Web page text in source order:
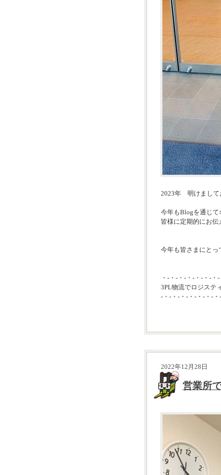
2023年 明けまして
今年もBlogを通じ
皆様に定期的にお
今年も皆さまにと
・-・-・-・-・-・-
3PL物流でロジステ
-・-・-・-・-・-・-
2022年12月28日
営業所